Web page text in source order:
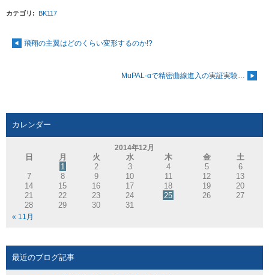
カテゴリ : BK117
飛翔の主翼はどのくらい変形するのか!?
MuPAL-αで精密曲線進入の実証実験…
カレンダー
2014年12月
日 月 火 水 木 金
土
1
2 3 4 5
6
7
8 9 10 11 12
13
14
15 16 17 18 19
20
21
22 23 24 25 26
27
28
29 30 31
« 11月
最近のブログ記事